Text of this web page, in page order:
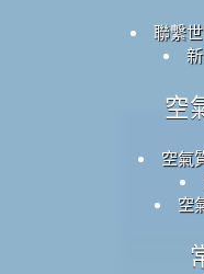
聯繫
空
空氣
空